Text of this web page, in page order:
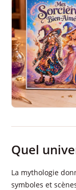
Quel
La mythologie
symboles et